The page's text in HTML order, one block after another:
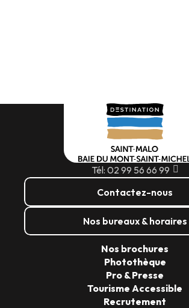
Tél: 02 99 56 66 99
Contactez-nous
Nos bureaux & horaires
Nos brochures
Photothèque
Pro & Presse
Tourisme Accessible
Recrutement